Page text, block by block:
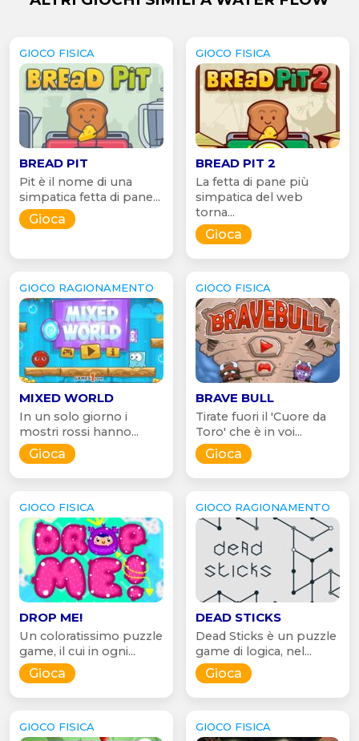
GIOCO FISICA
BREAD PIT
Pit è il nome di una
simpatica fetta di pane...
Gioca
GIOCO FISICA
BREAD PIT 2
La fetta di pane più
simpatica del web
torna...
Gioca
GIOCO RAGIONAMENTO
MIXED WORLD
In un solo giorno i
mostri rossi hanno...
Gioca
GIOCO FISICA
BRAVE BULL
Tirate fuori il 'Cuore da
Toro' che è in voi...
Gioca
GIOCO FISICA
DROP ME!
Un coloratissimo puzzle
game, il cui in ogni...
Gioca
GIOCO RAGIONAMENTO
DEAD STICKS
Dead Sticks è un puzzle
game di logica, nel...
Gioca
GIOCO FISICA GIOCO FISICA